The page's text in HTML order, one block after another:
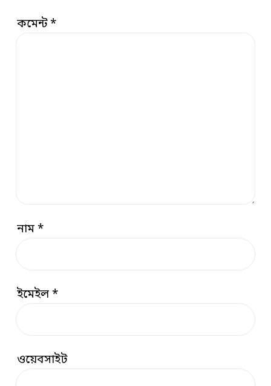
কমেন্ট*
নাম*
ইমেইল*
ওয়েবসাইট